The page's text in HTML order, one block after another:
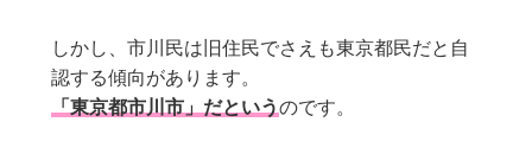
しかし、市川民は旧住民でさえも東京都民だと自
認する傾向があります。
「東京都市川市」だというのです。